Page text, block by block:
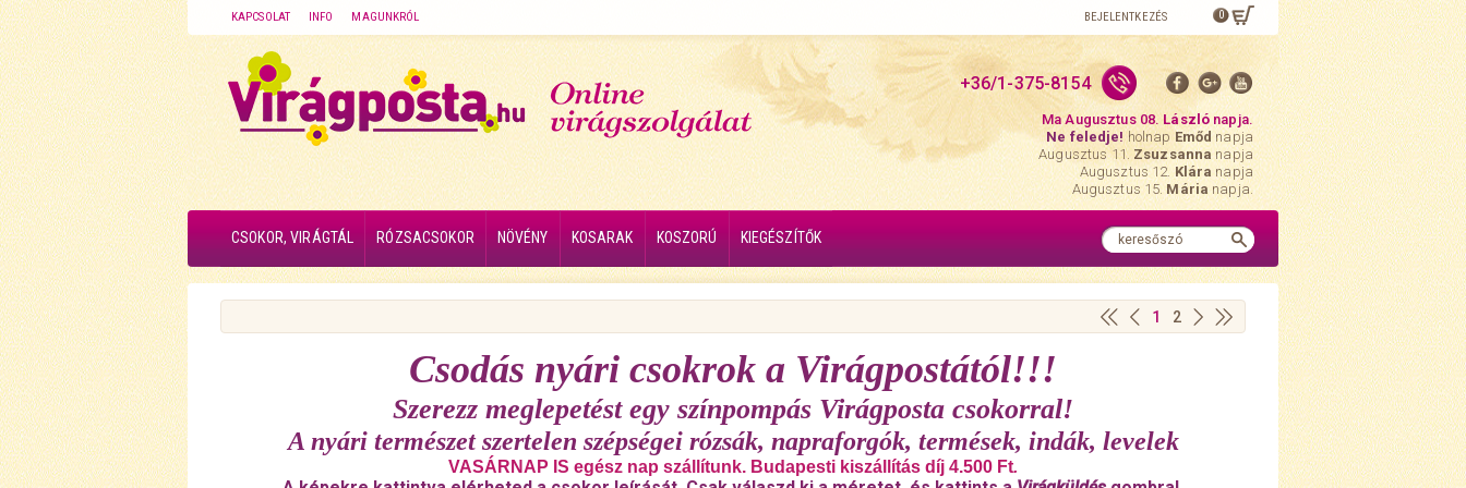
KAPCSOLAT INFO MAGUNKRÓL BEJELENTKEZÉS 0
+36/1-375-8154
Ma Augusztus 08.László napja.
Ne feledje! holnapEmődnapja
Augusztus 11. Zsuzsannanapja
Augusztus 12.Kláranapja
Augusztus 15.Mária napja.
CSOKOR, VIRÁGTÁL RÓZSACSOKOR NÖVÉNY KOSARAK KOSZORÚ KIEGÉSZÍTŐK
1 2
Csodás nyári csokrok a Virágpostától!!!
Szerezz meglepetést egy színpompás Virágposta csokorral!
A nyári természet szertelen szépségei rózsák, napraforgók, termések, indák, levelek
VASÁRNAP IS egész nap szállítunk. Budapesti kiszállítás díj 4.500 Ft.